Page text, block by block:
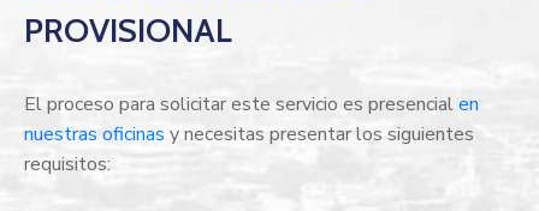
PROVISIONAL
El proceso para solicitar este servicio es presencialen
nuestras oficinas y necesitas presentar los siguientes
requisitos: